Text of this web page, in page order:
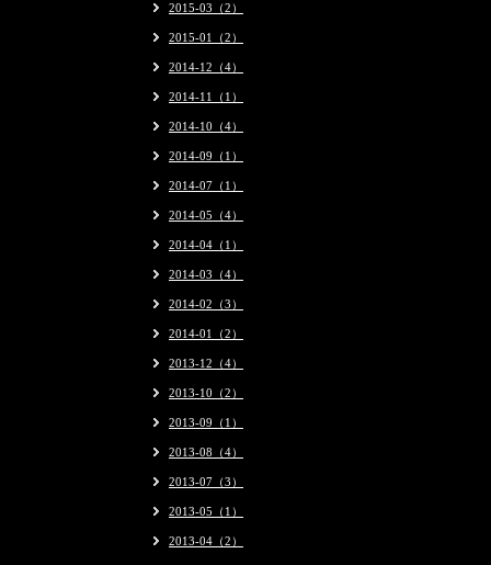
2015-03（2）
2015-01（2）
2014-12（4）
2014-11（1）
2014-10（4）
2014-09（1）
2014-07（1）
2014-05（4）
2014-04（1）
2014-03（4）
2014-02（3）
2014-01（2）
2013-12（4）
2013-10（2）
2013-09（1）
2013-08（4）
2013-07（3）
2013-05（1）
2013-04（2）